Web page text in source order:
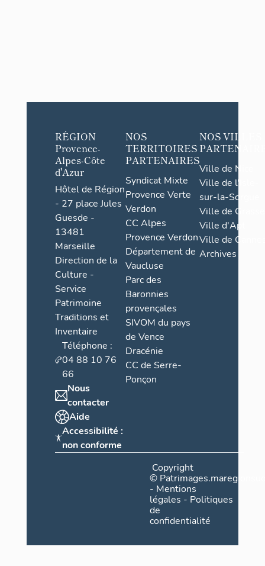
RÉGION
Provence-
Alpes-Côte
d'Azur
Hôtel de Région
- 27 place Jules
Guesde -
13481
Marseille
Direction de la
Culture -
Service
Patrimoine
Traditions et
Inventaire
Téléphone :
04 88 10 76
66
Nous
contacter
Aide
Accessibilité :
non conforme
NOS
TERRITOIRES
PARTENAIRES
Syndicat Mixte
Provence Verte
Verdon
CC Alpes
Provence Verdon
Département de
Vaucluse
Parc des
Baronnies
provençales
SIVOM du pays
de Vence
Dracénie
CC de Serre-
Ponçon
NOS VILLES
Ville de Nice
Ville de l'Isle-
sur-la-Sorgue
Ville de Grasse
Ville d'Apt
Ville de
Archives
Copyright
©
- Mentions
légales - Politiques
de
confidentialité